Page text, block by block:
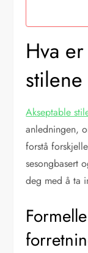
Hva
Akseptable
anledningen,
forstå
sesongbasert
deg med å ta